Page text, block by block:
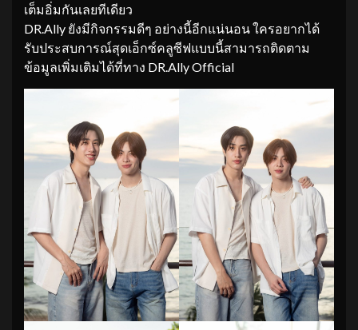
เต็มอิ่มกันเลยทีเดียว
DR.Ally ยังมีกิจกรรมดีๆ อย่างนี้อีกแน่นอน ใครอยากได้
รับประสบการณ์สุดเอ็กซ์คลูซีฟแบบนี้สามารถติดตาม
ข้อมูลเพิ่มเติมได้ที่ทาง DR.Ally Official